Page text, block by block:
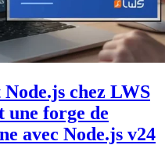
chez LWS
une forge de
avec Node.js v24